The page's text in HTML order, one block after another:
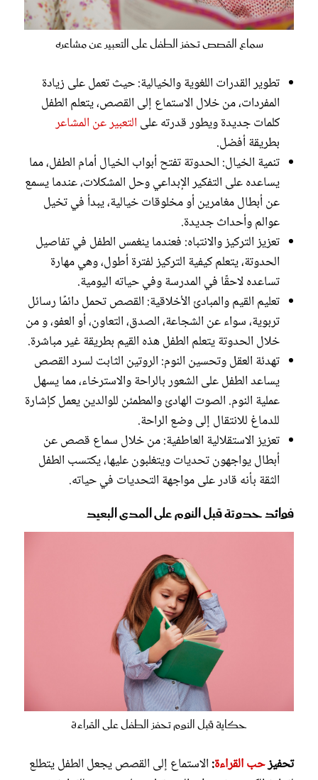
سماع القصص تحفز الطفل على التعبير عن مشاعره
تطوير القدرات اللغوية والخيالية: حيث تعمل على زيادة
المفردات، من خلال الاستماع إلى القصص، يتعلم الطفل
كلمات جديدة ويطور قدرته على التعبير عن المشاعر
بطريقة أفضل.
تنمية الخيال: الحدوتة تفتح أبواب الخيال أمام الطفل، مما
يساعده على التفكير الإبداعي وحل المشكلات، عندما يسمع
عن أبطال مغامرين أو مخلوقات خيالية، يبدأ في تخيل
عوالم وأحداث جديدة.
تعزيز التركيز والانتباه: فعندما ينغمس الطفل في تفاصيل
الحدوتة، يتعلم كيفية التركيز لفترة أطول، وهي مهارة
تساعده لاحقًا في المدرسة وفي حياته اليومية.
تعليم القيم والمبادئ الأخلاقية: القصص تحمل دائمًا رسائل
تربوية، سواء عن الشجاعة، الصدق، التعاون، أو العفو، و من
خلال الحدوتة يتعلم الطفل هذه القيم بطريقة غير مباشرة.
تهدئة العقل وتحسين النوم: الروتين الثابت لسرد القصص
يساعد الطفل على الشعور بالراحة والاسترخاء، مما يسهل
عملية النوم. الصوت الهادئ والمطمئن للوالدين يعمل كإشارة
للدماغ للانتقال إلى وضع الراحة.
تعزيز الاستقلالية العاطفية: من خلال سماع قصص عن
أبطال يواجهون تحديات ويتغلبون عليها، يكتسب الطفل
الثقة بأنه قادر على مواجهة التحديات في حياته.
فوائد حدوتة قبل النوم على المدى البعيد
حكاية قبل النوم تحفز الطفل على القراءة
تحفيزحب القراءة:الاستماع إلى القصص يجعل الطفل يتطلع